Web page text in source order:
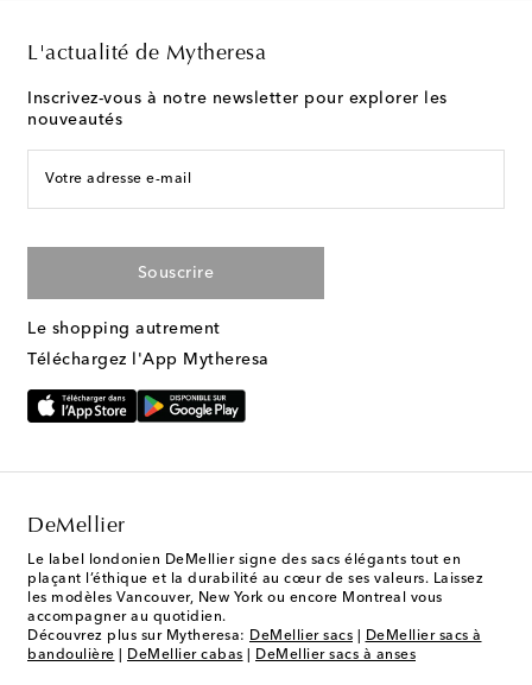
L'actualité de Mytheresa
Inscrivez-vous à notre newsletter pour explorer les
nouveautés
Votre adresse e-mail
Souscrire
Le shopping autrement
Téléchargez l'App Mytheresa
DeMellier
Le label londonien DeMellier signe des sacs élégants tout en
plaçant l’éthique et la durabilité au cœur de ses valeurs. Laissez
les modèles Vancouver, New York ou encore Montreal vous
accompagner au quotidien.
Découvrez plus sur Mytheresa: DeMellier sacs
DeMellier sacs à
bandoulière
DeMellier cabas DeMellier sacs à anses